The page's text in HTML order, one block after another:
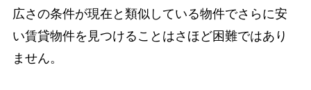
広さの条件が現在と類似している物件でさらに安
い賃貸物件を見つけることはさほど困難ではあり
ません。